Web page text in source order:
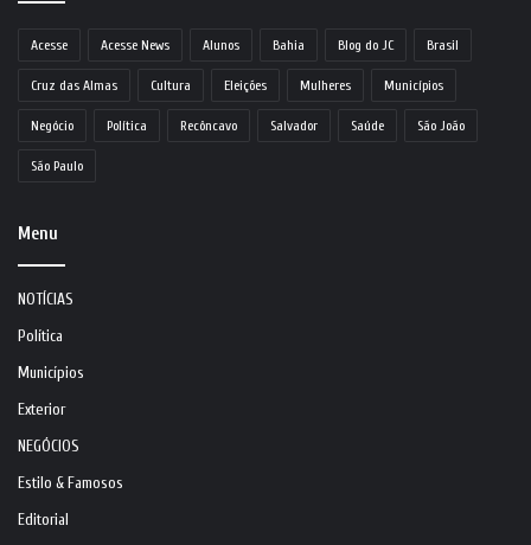
Acesse Acesse News Alunos Bahia Blog do JC Brasil
Cruz das Almas Cultura Eleições Mulheres Municípios
Negócio Política Recôncavo Salvador Saúde São João
São Paulo
Menu
NOTÍCIAS
Política
Municípios
Exterior
NEGÓCIOS
Estilo & Famosos
Editorial